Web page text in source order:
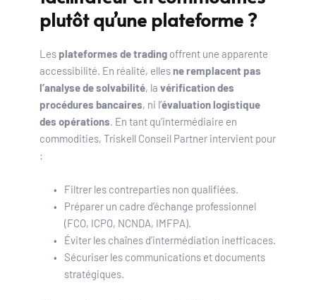
plutôt qu’une plateforme ?
Les plateformes de trading offrent une apparente
accessibilité. En réalité, elles ne remplacent pas
l’analyse de solvabilité, la vérification des
procédures bancaires, ni l’évaluation logistique
des opérations. En tant qu’intermédiaire en
commodities, Triskell Conseil Partner intervient pour
:
Filtrer les contreparties non qualifiées.
Préparer un cadre d’échange professionnel
(FCO, ICPO, NCNDA, IMFPA).
Éviter les chaînes d’intermédiation inefficaces.
Sécuriser les communications et documents
stratégiques.